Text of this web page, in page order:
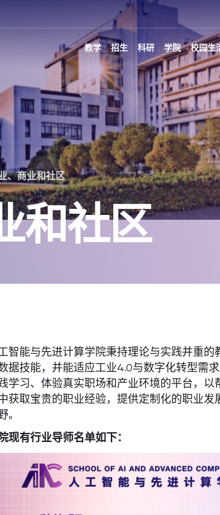
教学 招生 科研 学院 校园生
、商业和社区
和社区
智能与先进计算学院秉持理论与实践并重
据技能，并能适应工业4.0与数字化转型需
学习、体验真实职场和产业环境的平台，
获取宝贵的职业经验，提供定制化的职业
。
现有行业导师名单如下：